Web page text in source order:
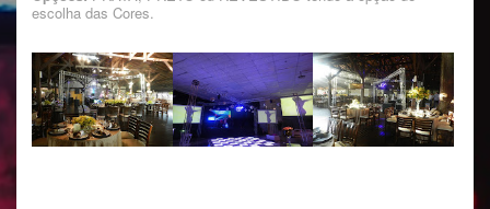
escolha das Cores.